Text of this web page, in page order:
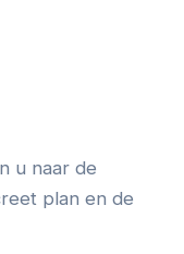
u naar de
plan en de